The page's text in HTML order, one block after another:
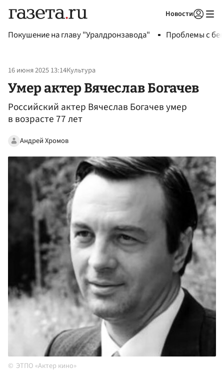
Новости
Покушение на главу "Уралдронзавода" Проблемы с
16 июня 2025 13:14Культура
Умер актер Вячеслав Богачев
Российский актер Вячеслав Богачев умер
в возрасте 77 лет
Андрей Хромов
ЭТПО «Актер кино»